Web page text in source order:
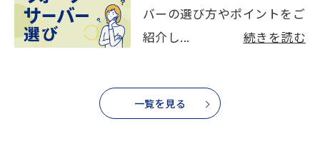
バーの選び方やポイントをご
紹介し...
続きを読む
一覧を見る